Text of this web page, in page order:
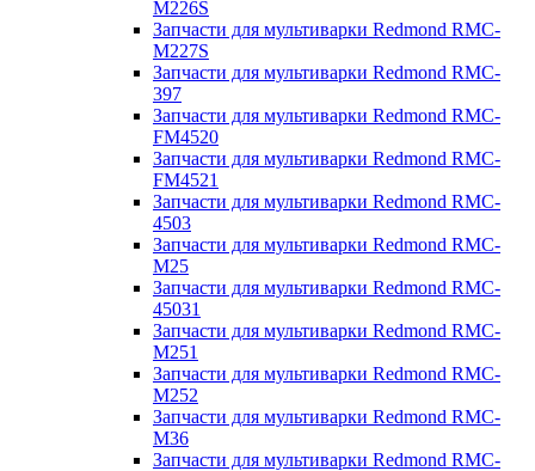
M226S
Запчасти для мультиварки Redmond RMC-
M227S
Запчасти для мультиварки Redmond RMC-
397
Запчасти для мультиварки Redmond RMC-
FM4520
Запчасти для мультиварки Redmond RMC-
FM4521
Запчасти для мультиварки Redmond RMC-
4503
Запчасти для мультиварки Redmond RMC-
M25
Запчасти для мультиварки Redmond RMC-
45031
Запчасти для мультиварки Redmond RMC-
M251
Запчасти для мультиварки Redmond RMC-
M252
Запчасти для мультиварки Redmond RMC-
M36
Запчасти для мультиварки Redmond RMC-